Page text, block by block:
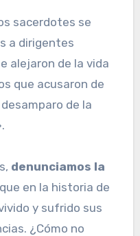
sacerdotes se
a dirigentes
alejaron de la vida
que acusaron de
de la
denunciamos la
en la historia de
y sufrido sus
¿Cómo no